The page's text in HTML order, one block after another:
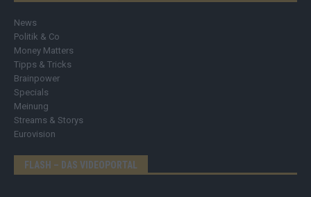
News
Politik & Co
Money Matters
Tipps & Tricks
Brainpower
Specials
Meinung
Streams & Storys
Eurovision
FLASH – DAS VIDEOPORTAL